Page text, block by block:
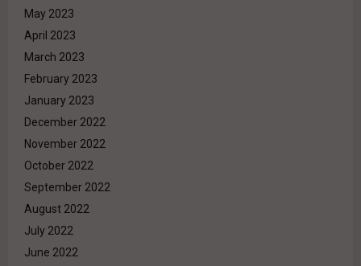
May 2023
April 2023
March 2023
February 2023
January 2023
December 2022
November 2022
October 2022
September 2022
August 2022
July 2022
June 2022